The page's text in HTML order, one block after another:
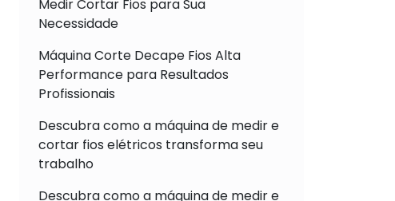
Medir Cortar Fios para Sua
Necessidade
Máquina Corte Decape Fios Alta
Performance para Resultados
Profissionais
Descubra como a máquina de medir e
cortar fios elétricos transforma seu
trabalho
Descubra como a máquina de medir e